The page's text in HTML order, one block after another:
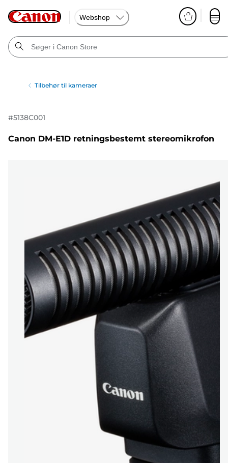
Webshop
Tilbehør til kameraer
#5138C001
Canon DM-E1D retningsbestemt stereomikrofon